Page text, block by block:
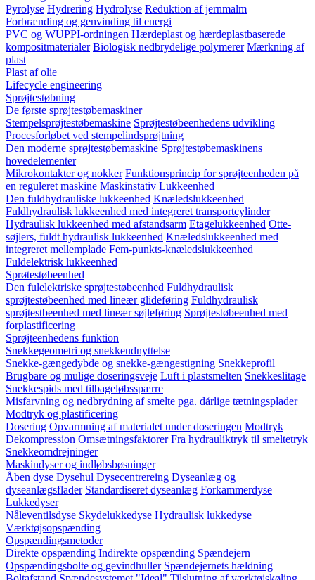
Pyrolyse Hydrering Hydrolyse Reduktion af jernmalm
Forbrænding og genvinding til energi
PVC og WUPPI-ordningen Hærdeplast og hærdeplastbaserede
kompositmaterialer Biologisk nedbrydelige polymerer Mærkning af
plast
Plast af olie
Lifecycle engineering
Sprøjtestøbning
De første sprøjtestøbemaskiner
Stempelsprøjtestøbemaskine Sprøjtestøbeenhedens udvikling
Procesforløbet ved stempelindsprøjtning
Den moderne sprøjtestøbemaskine Sprøjtestøbemaskinens
hovedelementer
Mikrokontakter og nokker Funktionsprincip for sprøjteenheden på
en reguleret maskine Maskinstativ Lukkeenhed
Den fuldhydrauliske lukkeenhed Knæledslukkeenhed
Fuldhydraulisk lukkeenhed med integreret transportcylinder
Hydraulisk lukkeenhed med afstandsarm Etagelukkeenhed Otte-
søjlers, fuldt hydraulisk lukkeenhed Knæledslukkeenhed med
integreret mellemplade Fem-punkts-knæledslukkeenhed
Fuldelektrisk lukkeenhed
Sprøtestøbeenhed
Den fulelektriske sprøjtestøbeenhed Fuldhydraulisk
sprøjtestøbeenhed med lineær glideføring Fuldhydraulisk
sprøjtestbeenhed med lineær søjleføring Sprøjtestøbeenhed med
forplastificering
Sprøjteenhedens funktion
Snekkegeometri og snekkeudnyttelse
Snekke-gængedybde og snekke-gængestigning Snekkeprofil
Brugbare og mulige doseringsveje Luft i plastsmelten Snekkeslitage
Snekkespids med tilbageløbsspærre
Misfarvning og nedbrydning af smelte pga. dårlige tætningsplader
Modtryk og plastificering
Dosering Opvarmning af materialet under doseringen Modtryk
Dekompression Omsætningsfaktorer Fra hydrauliktryk til smeltetryk
Snekkeomdrejninger
Maskindyser og indløbsbøsninger
Åben dyse Dysehul Dysecentrereing Dyseanlæg og
dyseanlægsflader Standardiseret dyseanlæg Forkammerdyse
Lukkedyser
Nåleventilsdyse Skydelukkedyse Hydraulisk lukkedyse
Værktøjsopspænding
Opspændingsmetoder
Direkte opspænding Indirekte opspænding Spændejern
Opspændingsbolte og gevindhuller Spændejernets hældning